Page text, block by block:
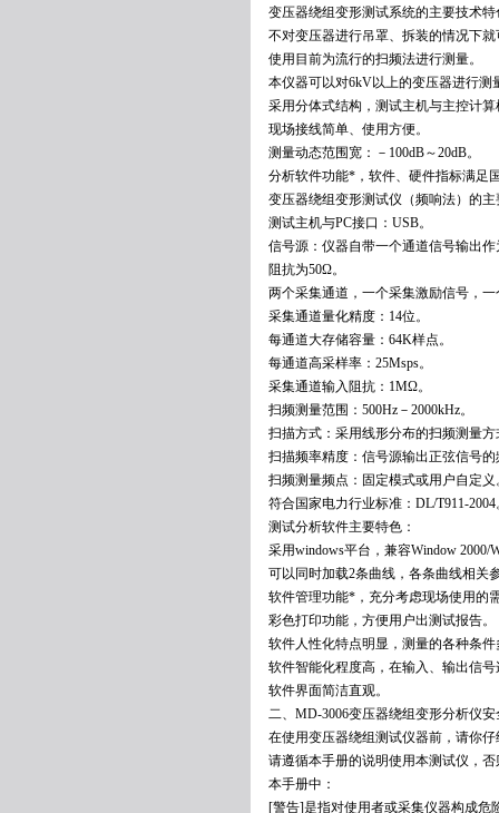
变压器绕组变形测试系统的主要技术特
不对变压器进行吊罩、拆装的情况下
使用目前为流行的扫频法进行测量。
本仪器可以对6kV以上的变压器进行测
采用分体式结构，测试主机与主控计
现场接线简单、使用方便。
测量动态范围宽：－100dB～20dB。
分析软件功能*，软件、硬件指标满足
变压器绕组变形测试仪（频响法）的
测试主机与PC接口：USB。
信号源：仪器自带一个通道信号输出
阻抗为50Ω。
两个采集通道，一个采集激励信号，
采集通道量化精度：14位。
每通道大存储容量：64K样点。
每通道高采样率：25Msps。
采集通道输入阻抗：1MΩ。
扫频测量范围：500Hz－2000kHz。
扫描方式：采用线形分布的扫频测量方
扫描频率精度：信号源输出正弦信号的
扫频测量频点：固定模式或用户自定义
符合国家电力行业标准：DL/T911-2004
测试分析软件主要特色：
采用windows平台，兼容Window 2000/
可以同时加载2条曲线，各条曲线相关
软件管理功能*，充分考虑现场使用的
彩色打印功能，方便用户出测试报告。
软件人性化特点明显，测量的各种条
软件智能化程度高，在输入、输出信
软件界面简洁直观。
二、MD-3006变压器绕组变形分析仪
在使用变压器绕组测试仪器前，请你
请遵循本手册的说明使用本测试仪，
本手册中：
[警告]是指对使用者或采集仪器构成危